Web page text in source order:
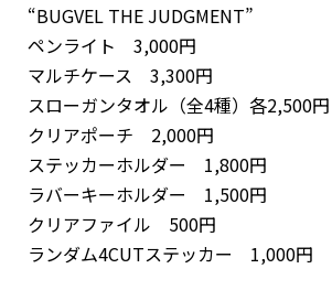
“BUGVEL THE JUDGMENT”
ペンライト 3,000円
マルチケース 3,300円
スローガンタオル（全4種）各2,500円
クリアポーチ 2,000円
ステッカーホルダー 1,800円
ラバーキーホルダー 1,500円
クリアファイル 500円
ランダム4CUTステッカー 1,000円